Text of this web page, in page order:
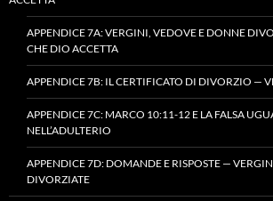
APPENDICE 7A: VERGINI, VEDOVE E DONNE
CHE DIO ACCETTA
APPENDICE 7B: IL CERTIFICATO DI DIVORZIO —
APPENDICE 7C: MARCO 10:11-12 E LA FALSA
NELL’ADULTERIO
APPENDICE 7D: DOMANDE E RISPOSTE —
DIVORZIATE